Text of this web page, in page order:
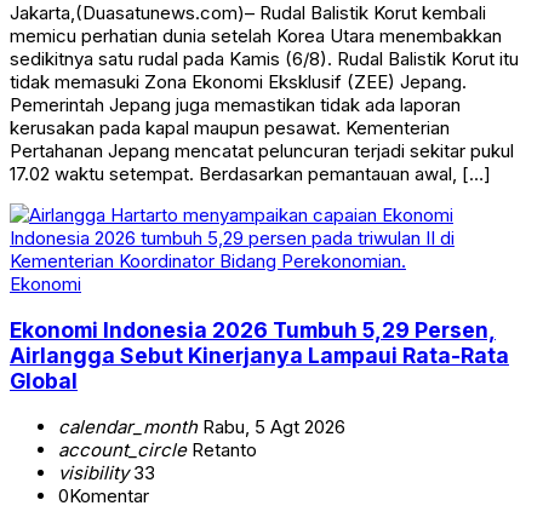
Jakarta,(Duasatunews.com)– Rudal Balistik Korut kembali
memicu perhatian dunia setelah Korea Utara menembakkan
sedikitnya satu rudal pada Kamis (6/8). Rudal Balistik Korut itu
tidak memasuki Zona Ekonomi Eksklusif (ZEE) Jepang.
Pemerintah Jepang juga memastikan tidak ada laporan
kerusakan pada kapal maupun pesawat. Kementerian
Pertahanan Jepang mencatat peluncuran terjadi sekitar pukul
17.02 waktu setempat. Berdasarkan pemantauan awal, […]
Ekonomi
Ekonomi Indonesia 2026 Tumbuh 5,29 Persen,
Airlangga Sebut Kinerjanya Lampaui Rata-Rata
Global
calendar_monthRabu, 5 Agt 2026
account_circleRetanto
visibility33
0Komentar